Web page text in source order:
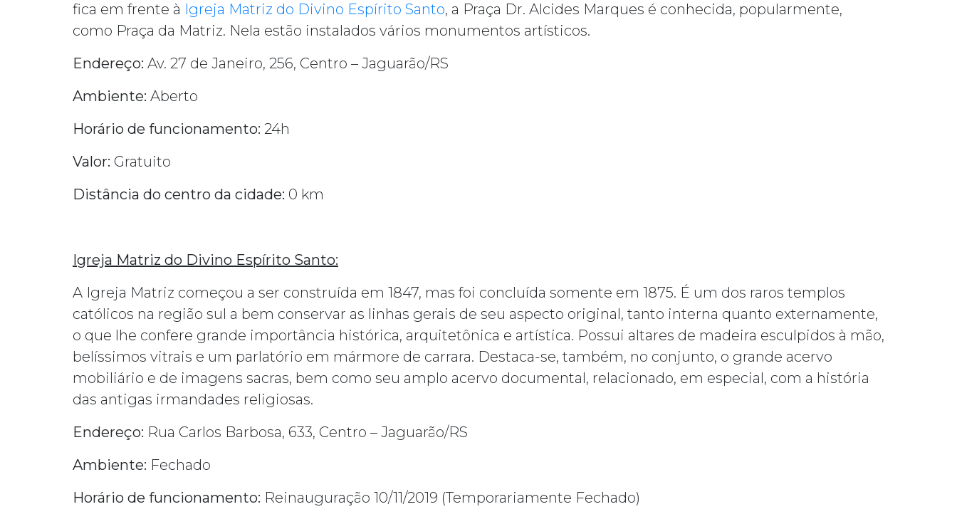
fica em frente à Igreja Matriz do Divino Espírito Santo, a Praça Dr. Alcides Marques é conhecida, popularmente,
como Praça da Matriz. Nela estão instalados vários monumentos artísticos.
Endereço: Av. 27 de Janeiro, 256, Centro – Jaguarão/RS
Ambiente: Aberto
Horário de funcionamento: 24h
Valor: Gratuito
Distância do centro da cidade: 0 km
Igreja Matriz do Divino Espírito Santo:
A Igreja Matriz começou a ser construída em 1847, mas foi concluída somente em 1875. É um dos raros templos
católicos na região sul a bem conservar as linhas gerais de seu aspecto original, tanto interna quanto externamente,
o que lhe confere grande importância histórica, arquitetônica e artística. Possui altares de madeira esculpidos à mão,
belíssimos vitrais e um parlatório em mármore de carrara. Destaca-se, também, no conjunto, o grande acervo
mobiliário e de imagens sacras, bem como seu amplo acervo documental, relacionado, em especial, com a história
das antigas irmandades religiosas.
Endereço: Rua Carlos Barbosa, 633, Centro – Jaguarão/RS
Ambiente: Fechado
Horário de funcionamento: Reinauguração 10/11/2019 (Temporariamente Fechado)